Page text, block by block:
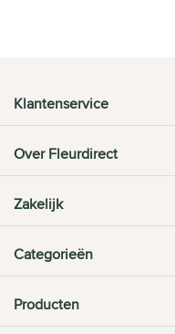
Klantenservice
Over Fleurdirect
Zakelijk
Categorieën
Producten